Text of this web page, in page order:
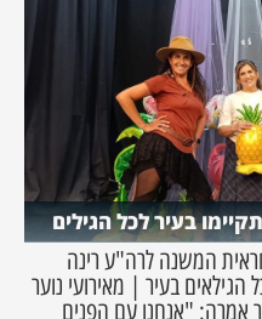
בעיר לכל הגילים
המשנה לרה"ע רינה
הגילאים בעיר | מאירועי נוער
אמרה: "אנחנו עם הפנים